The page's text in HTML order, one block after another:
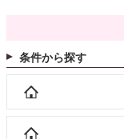
条件から探す